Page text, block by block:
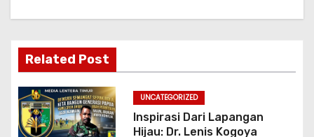
p
o
sRelated Post
UNCATEGORIZED
Inspirasi Dari Lapangan
Hijau: Dr. Lenis Kogoya